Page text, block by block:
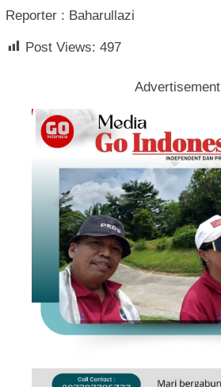
Reporter : Baharullazi
Post Views: 497
Advertisement